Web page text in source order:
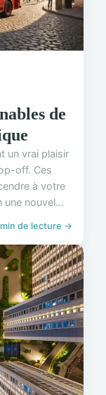
de
un vrai plaisir
off. Ces
à votre
nouvel...
de lecture →